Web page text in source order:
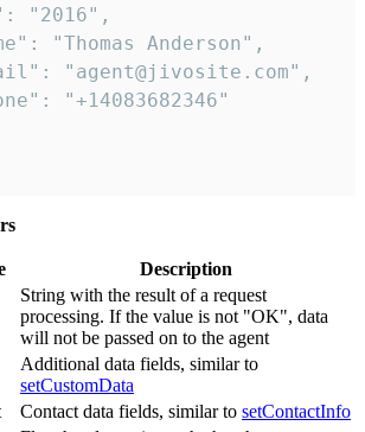
"2016",
"Thomas Anderson",
"agent@jivosite.com",
"+14083682346"
Description
String with the result of a request
processing. If the value is not "OK", data
will not be passed on to the agent
Additional data fields, similar to
setCustomData
Contact data fields, similar to setContactInfo